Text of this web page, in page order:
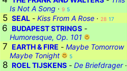
Is Not A Song · 9 5
5 SEAL - Kiss From A Rose · 28 17
6 BUDAPEST STRINGS -
Humoresque, Op. 101
7 EARTH & FIRE - Maybe Tomorrow
Maybe Tonight
5
8 ROEL TIJSKENS - De Briefdrager·